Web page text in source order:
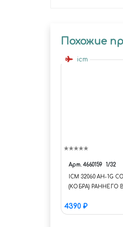
Похожие
icm
Арт. 4660159 1/32
ICM 32060 AH-1G
(КОБРА) РАННЕГО
1:32 НОВИНКИ 2020-
4390 ₽